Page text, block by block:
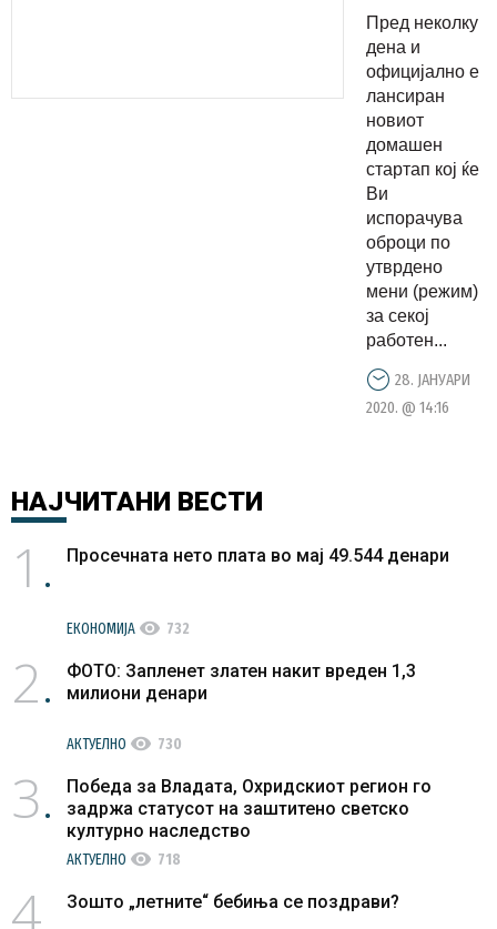
ќе Ве
храни
здраво
додека
сте на
работа
или дома!
Пред неколку
дена и
официјално е
лансиран
новиот
домашен
стартап кој ќе
Ви
испорачува
оброци по
утврдено
мени (режим)
за секој
работен...
28. ЈАНУАРИ
2020. @ 14:16
НАЈЧИТАНИ ВЕСТИ
1 Просечната нето плата во мај 49.544 денари
ЕКОНОМИЈА visibility 732
2
ФОТО: Запленет златен накит вреден 1,3
милиони денари
АКТУЕЛНО visibility 730
3
Победа за Владата, Охридскиот регион го
задржа статусот на заштитено светско
културно наследство
АКТУЕЛНО visibility 718
4 Зошто „летните“ бебиња се поздрави?